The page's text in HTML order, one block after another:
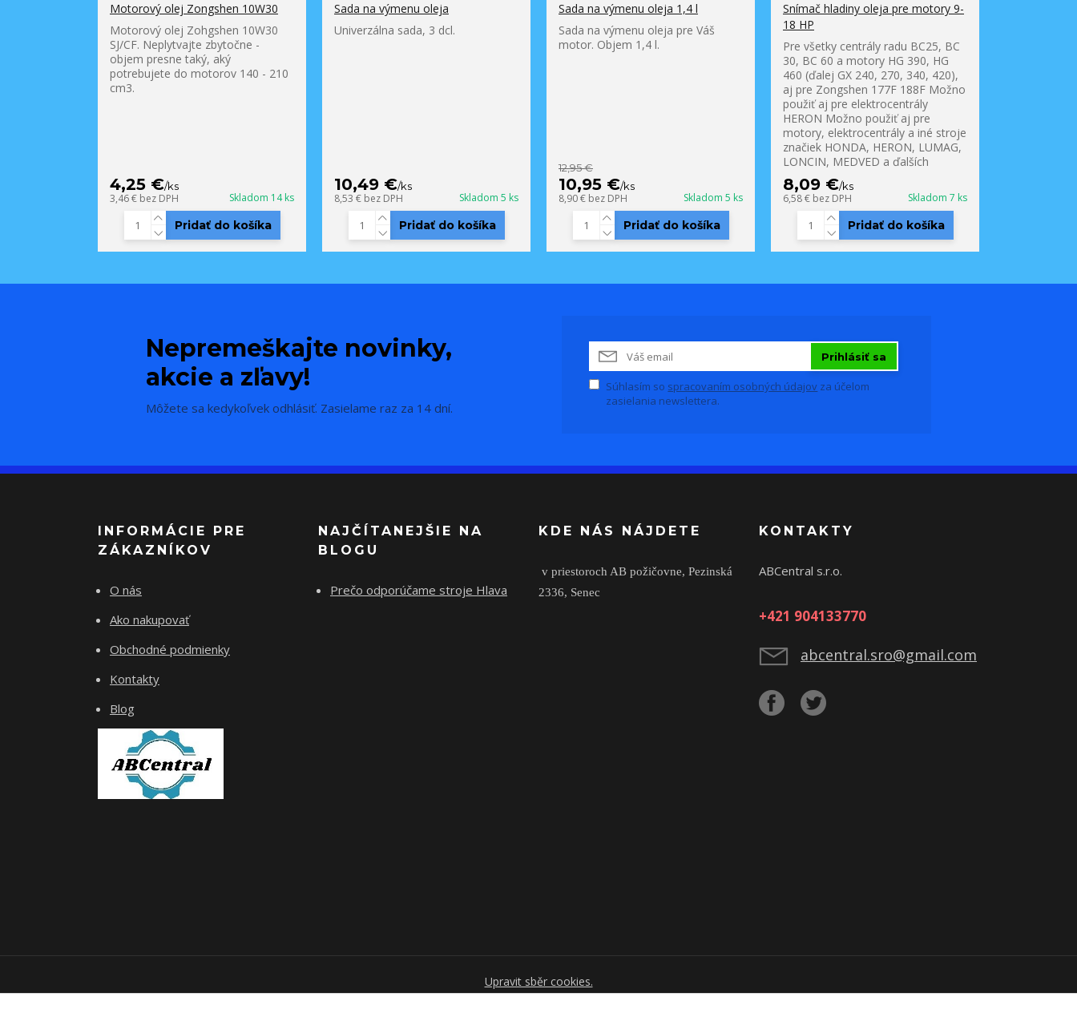
Motorový olej Zongshen 10W30
Motorový olej Zohgshen 10W30
SJ/CF. Neplytvajte zbytočne -
objem presne taký, aký
potrebujete do motorov 140 - 210
cm3.
4,25 €/ks
3,46 € bez DPH Skladom 14 ks
Pridať do košíka
Sada na výmenu oleja
Univerzálna sada, 3 dcl.
10,49 €/ks
8,53 € bez DPH Skladom 5 ks
Pridať do košíka
Sada na výmenu oleja 1,4 l
Sada na výmenu oleja pre Váš
motor. Objem 1,4 l.
12,95 €
10,95 €/ks
8,90 € bez DPH Skladom 5 ks
Pridať do košíka
Snímač hladiny oleja pre motory 9-
18 HP
Pre všetky centrály radu BC25, BC
30, BC 60 a motory HG 390, HG
460 (ďalej GX 240, 270, 340, 420),
aj pre Zongshen 177F 188F Možno
použiť aj pre elektrocentrály
HERON Možno použiť aj pre
motory, elektrocentrály a iné stroje
značiek HONDA, HERON, LUMAG,
LONCIN, MEDVED a ďalších
8,09 €/ks
6,58 € bez DPH Skladom 7 ks
Pridať do košíka
Nepremeškajte novinky,
akcie a zľavy!
Môžete sa kedykoľvek odhlásiť. Zasielame raz za 14 dní.
Prihlásiť sa
Súhlasím so spracovaním osobných údajov za účelom
zasielania newslettera.
INFORMÁCIE PRE
ZÁKAZNÍKOV
O nás
Ako nakupovať
Obchodné podmienky
Kontakty
Blog
NAJČÍTANEJŠIE NA
BLOGU
Prečo odporúčame stroje Hlava
KDE NÁS NÁJDETE
v priestoroch AB požičovne, Pezinská
2336, Senec
KONTAKTY
ABCentral s.r.o.
+421 904133770
abcentral.sro@gmail.com
Upravit sběr cookies.